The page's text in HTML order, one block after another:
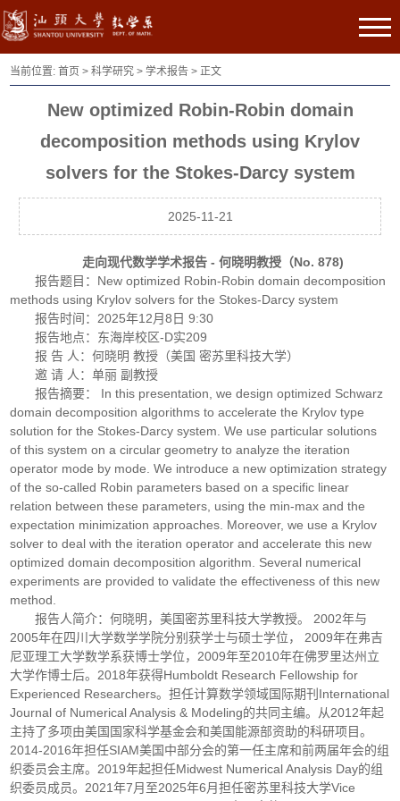
当前位置:首页 >科学研究 >学术报告 > 正文
New optimized Robin-Robin domain
decomposition methods using Krylov
solvers for the Stokes-Darcy system
2025-11-21
走向现代数学学术报告 - 何晓明教授（No. 878)
报告题目：New optimized Robin-Robin domain decomposition
methods using Krylov solvers for the Stokes-Darcy system
报告时间：2025年12月8日 9:30
报告地点：东海岸校区-D实209
报 告 人：何晓明 教授（美国 密苏里科技大学）
邀 请 人：单丽 副教授
报告摘要： In this presentation, we design optimized Schwarz
domain decomposition algorithms to accelerate the Krylov type
solution for the Stokes-Darcy system. We use particular solutions
of this system on a circular geometry to analyze the iteration
operator mode by mode. We introduce a new optimization strategy
of the so-called Robin parameters based on a specific linear
relation between these parameters, using the min-max and the
expectation minimization approaches. Moreover, we use a Krylov
solver to deal with the iteration operator and accelerate this new
optimized domain decomposition algorithm. Several numerical
experiments are provided to validate the effectiveness of this new
method.
报告人简介：何晓明，美国密苏里科技大学教授。 2002年与
2005年在四川大学数学学院分别获学士与硕士学位， 2009年在弗吉
尼亚理工大学数学系获博士学位，2009年至2010年在佛罗里达州立
大学作博士后。2018年获得Humboldt Research Fellowship for
Experienced Researchers。担任计算数学领域国际期刊International
Journal of Numerical Analysis & Modeling的共同主编。从2012年起
主持了多项由美国国家科学基金会和美国能源部资助的科研项目。
2014-2016年担任SIAM美国中部分会的第一任主席和前两届年会的组
织委员会主席。2019年起担任Midwest Numerical Analysis Day的组
织委员成员。2021年7月至2025年6月担任密苏里科技大学Vice